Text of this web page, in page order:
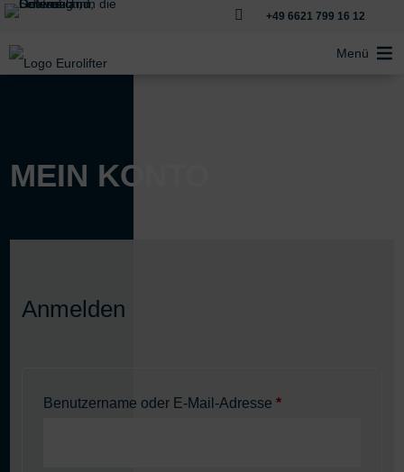
 +49 6621 799 16 12
Menü
MEIN KONTO
Anmelden
Benutzername oder E-Mail-Adresse *Erforderlich